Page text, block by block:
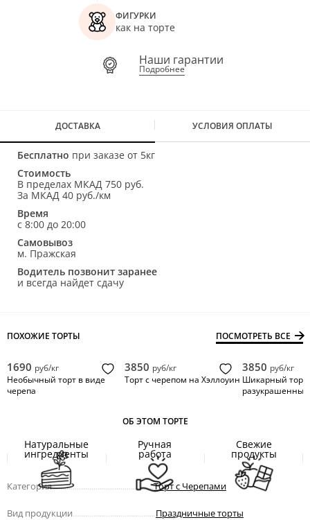
ФИГУРКИ
как на торте
Наши гарантии
Подробнее
ДОСТАВКА УСЛОВИЯ ОПЛАТЫ
Бесплатно при заказе от 5кг
Стоимость
В пределах МКАД 750 руб.
За МКАД 40 руб./км
Время
с 8:00 до 20:00
Самовывоз
м. Пражская
Водитель позвонит заранее
и всегда найдет сдачу
ПОХОЖИЕ ТОРТЫ ПОСМОТРЕТЬ ВСЕ
1690 руб/кг
Необычный торт в виде
черепа
3850 руб/кг
Торт с черепом на Хэллоуин
3850 руб/кг
Шикарный торт
ОБ ЭТОМ ТОРТЕ
Натуральные
ингредиенты
Ручная
работа
Свежие
продукты
Категория.................................................Торт с Черепами
Вид продукции Праздничные торты